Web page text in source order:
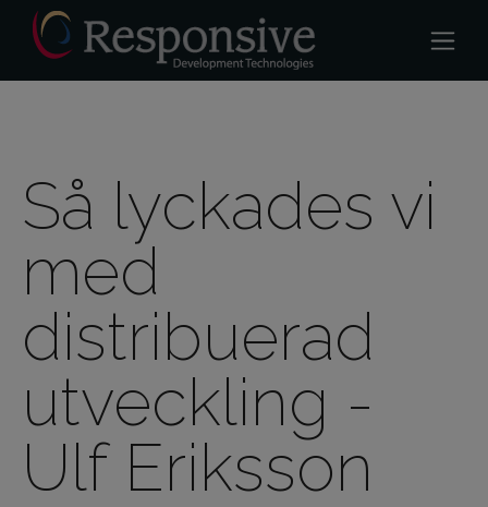
Så lyckades vi
med
distribuerad
utveckling -
Ulf Eriksson